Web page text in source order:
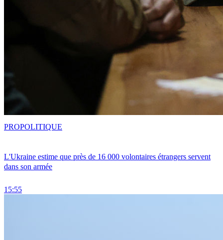
L'Ukraine estime que près de 16 000 volontaires étrangers servent
dans son armée
15:55
PROPOLITIQUE